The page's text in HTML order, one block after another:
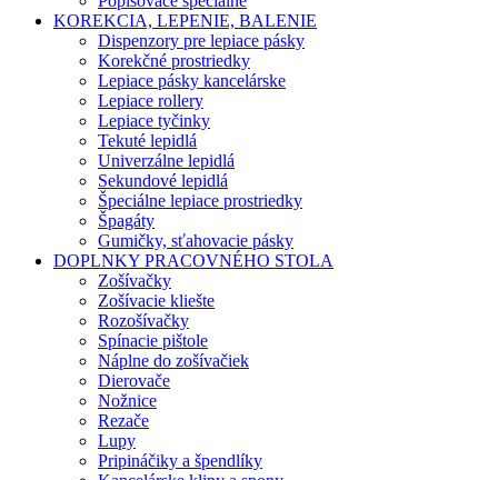
KOREKCIA, LEPENIE, BALENIE
Dispenzory pre lepiace pásky
Korekčné prostriedky
Lepiace pásky kancelárske
Lepiace rollery
Lepiace tyčinky
Tekuté lepidlá
Univerzálne lepidlá
Sekundové lepidlá
Špeciálne lepiace prostriedky
Špagáty
Gumičky, sťahovacie pásky
DOPLNKY PRACOVNÉHO STOLA
Zošívačky
Zošívacie kliešte
Rozošívačky
Spínacie pištole
Náplne do zošívačiek
Dierovače
Nožnice
Rezače
Lupy
Pripináčiky a špendlíky